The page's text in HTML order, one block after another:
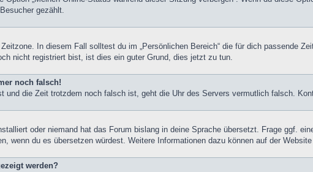
gezählt.
In diesem Fall solltest du im „Persönlichen Bereich“ die für dich passende
nicht registriert bist, ist dies ein guter Grund, dies jetzt zu tun.
noch falsch!
die Zeit trotzdem noch falsch ist, geht die Uhr des Servers vermutlich falsch.
oder niemand hat das Forum bislang in deine Sprache übersetzt. Frage ggf.
wenn du es übersetzen würdest. Weitere Informationen dazu können auf der
werden?